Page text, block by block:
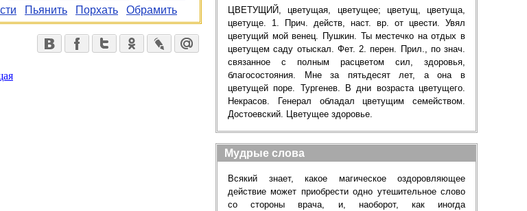
Пьянить Порхать Обрамить
ЦВЕТУЩИЙ, цветущая, цветущее; цветущ, цветуща,
цветуще. 1. Прич. действ, наст. вр. от цвести. Увял
цветущий мой венец. Пушкин. Ты местечко на отдых в
цветущем саду отыскал. Фет. 2. перен. Прил., по знач.
связанное с полным расцветом сил, здоровья,
благосостояния. Мне за пятьдесят лет, а она в
цветущей поре. Тургенев. В дни возраста цветущего.
Некрасов. Генерал обладал цветущим семейством.
Достоевский. Цветущее здоровье.
Мудрые слова
Всякий знает, какое магическое оздоровляющее
действие может приобрести одно утешительное слово
со стороны врача, и, наоборот, как иногда